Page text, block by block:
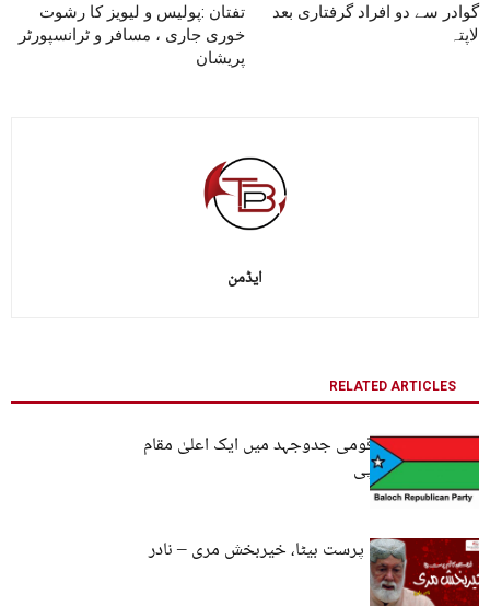
تفتان :پولیس و لیویز کا رشوت
خوری جاری ، مسافر و ٹرانسپورٹر
پریشان
گوادر سے دو افراد گرفتاری بعد
لاپتہ
ایڈمن
RELATED ARTICLES
نواب مری بلوچ قومی جدوجہد میں ایک اعلیٰ مقام
رکھتا ہے : بی آ رپی
بلوچستان کا قوم پرست بیٹا، خیربخش مری – نادر
بلوچ